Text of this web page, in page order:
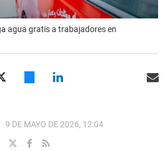
agua gratis a trabajadores en
9 DE MAYO DE 2026, 12:04